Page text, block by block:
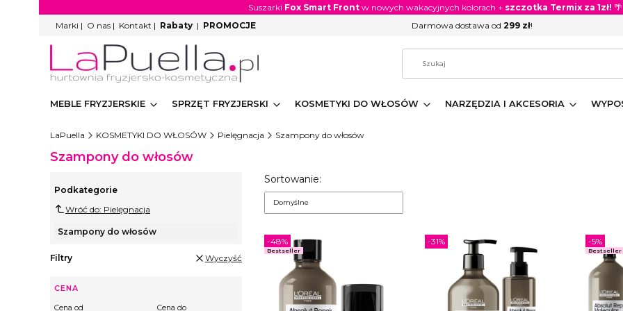
Suszarki Fox Smart Frontw nowych wakacyjnych kolorach + szczotka Termix za 1zł!
Marki | O nas | Kontakt | Rabaty | PROMOCJE Darmowa dostawa od 299 zł!
MEBLE FRYZJERSKIE SPRZĘT FRYZJERSKI KOSMETYKI DO WŁOSÓW NARZĘDZIA I AKCESORIA
LaPuella KOSMETYKI DO WŁOSÓW Pielęgnacja Szampony do włosów
Szampony do włosów
Podkategorie
Wróć do: Pielęgnacja
Szampony do włosów
Filtry Wyczyść
CENA
Cena od
Cena do
Lista produktów
Sortowanie:
Domyślne
Bestseller
-48% -31%
Bestseller
-5%